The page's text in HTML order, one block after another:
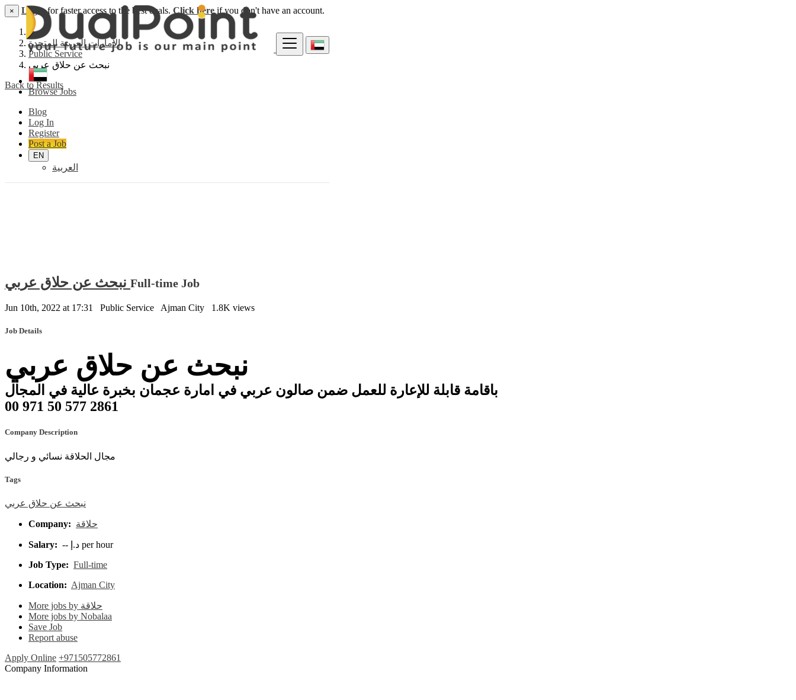
Browse Jobs
Blog
Log In
Register
Post a Job
EN
العربية
× Loginfor faster access to the best deals. Click hereif you don't have an account.
الامارات العربية المتحدة
Public Service
نبحث عن حلاق عربي
Back to Results
Full-time Job
Jun 10th, 2022 at 17:31 Public Service Ajman City 1.8K views
Job Details
نبحث عن حلاق عربي
00 971 50 577 2861
Company Description
مجال الحلاقة نسائي و رجالي
Tags
نبحث عن حلاق عربي
Company: حلاقة
Salary:
-- د.إ per hour
Job Type: Full-time
Location: Ajman City
More jobs by حلاقة
More jobs by Nobalaa
Save Job
Report abuse
Apply Online +971505772861
Company Information